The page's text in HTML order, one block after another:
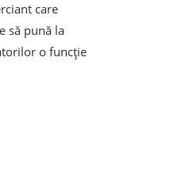
care
să pună la
o funcție